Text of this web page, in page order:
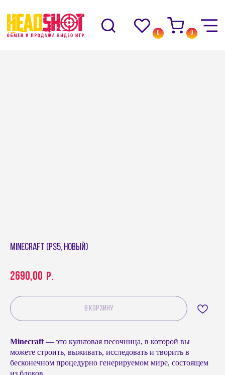
0 0
Назад → Каталог
Minecraft (PS5, новый)
2690,00 р.
В КОРЗИНУ
Minecraft— это культовая песочница, в которой вы
можете строить, выживать, исследовать и творить в
бесконечном процедурно генерируемом мире, состоящем